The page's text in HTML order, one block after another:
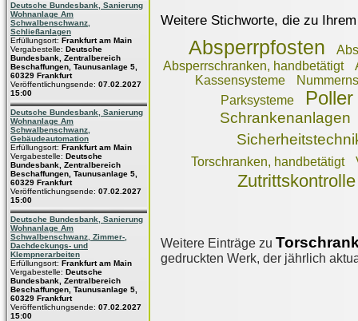
Deutsche Bundesbank, Sanierung
Wohnanlage Am
Schwalbenschwanz,
Schließanlagen
Erfüllungsort: Frankfurt am Main
Vergabestelle: Deutsche
Bundesbank, Zentralbereich
Beschaffungen, Taunusanlage 5,
60329 Frankfurt
Veröffentlichungsende: 07.02.2027
15:00
Deutsche Bundesbank, Sanierung
Wohnanlage Am
Schwalbenschwanz,
Gebäudeautomation
Erfüllungsort: Frankfurt am Main
Vergabestelle: Deutsche
Bundesbank, Zentralbereich
Beschaffungen, Taunusanlage 5,
60329 Frankfurt
Veröffentlichungsende: 07.02.2027
15:00
Deutsche Bundesbank, Sanierung
Wohnanlage Am
Schwalbenschwanz, Zimmer-,
Dachdeckungs- und
Klempnerarbeiten
Erfüllungsort: Frankfurt am Main
Vergabestelle: Deutsche
Bundesbank, Zentralbereich
Beschaffungen, Taunusanlage 5,
60329 Frankfurt
Veröffentlichungsende: 07.02.2027
15:00
Weitere Stichworte, die zu
Absperrpfosten
Absperrschranken, handbetätigt
Kassensysteme
Parksysteme
Poller
Schrankenanlagen
Torschranken, handbetätigt
Zutrittskontrolle
Weitere Einträge zu
gedruckten Werk, der jährlich